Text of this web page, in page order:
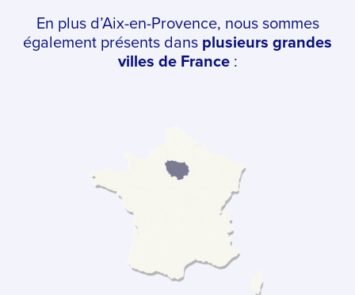
En plus d’Aix-en-Provence, nous sommes
également présents dans plusieurs grandes
villes de France: